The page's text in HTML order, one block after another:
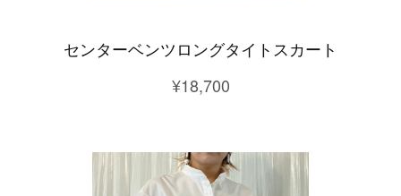
センターベンツロングタイトスカート
¥18,700